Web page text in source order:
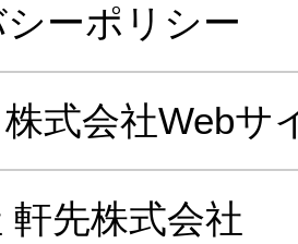
ーポリシー
式会社Webサ
軒先株式会社